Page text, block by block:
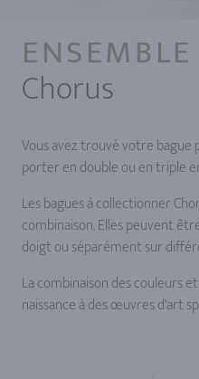
Chorus
Vous avez trouvé votre bague
porter en double ou en triple
Les bagues à collectionner
combinaison. Elles peuvent
doigt ou séparément sur
La combinaison des couleurs
naissance à des œuvres d'art